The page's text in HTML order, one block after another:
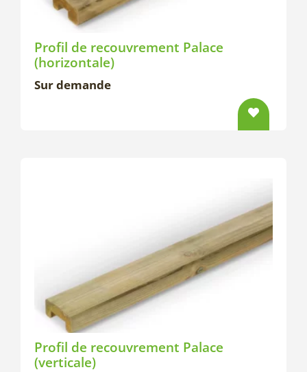
Profil de recouvrement Palace
(horizontale)
Sur demande
Profil de recouvrement Palace
(verticale)